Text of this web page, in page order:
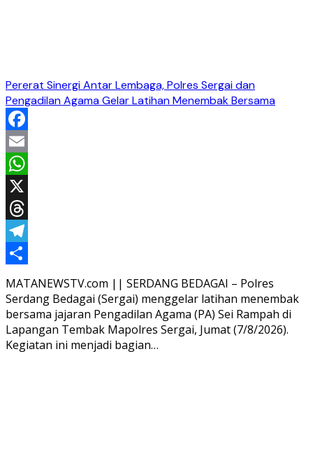
Pererat Sinergi Antar Lembaga, Polres Sergai dan
Pengadilan Agama Gelar Latihan Menembak Bersama
Facebook
Email
WhatsApp
X
Threads
Telegram
Share
MATANEWSTV.com || SERDANG BEDAGAI – Polres
Serdang Bedagai (Sergai) menggelar latihan menembak
bersama jajaran Pengadilan Agama (PA) Sei Rampah di
Lapangan Tembak Mapolres Sergai, Jumat (7/8/2026).
Kegiatan ini menjadi bagian…